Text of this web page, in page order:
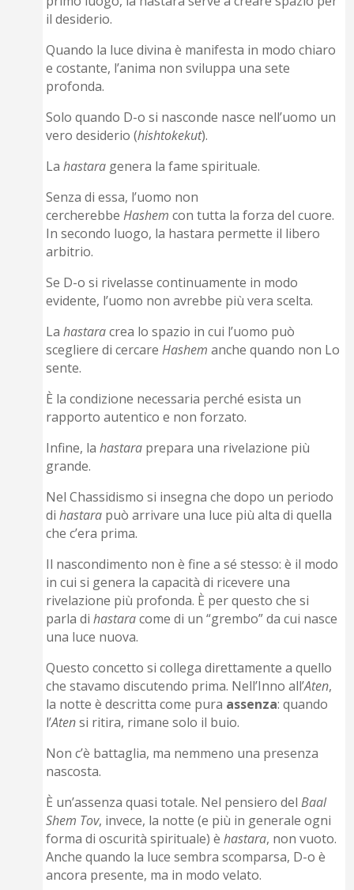
il desiderio.
Quando la luce divina è manifesta in modo chiaro
e costante, l’anima non sviluppa una sete
profonda.
Solo quando D-o si nasconde nasce nell’uomo un
vero desiderio (hishtokekut).
Lahastara genera la fame spirituale.
Senza di essa, l’uomo non
cercherebbeHashem con tutta la forza del cuore.
In secondo luogo, la hastara permette il libero
arbitrio.
Se D-o si rivelasse continuamente in modo
evidente, l’uomo non avrebbe più vera scelta.
Lahastaracrea lo spazio in cui l’uomo può
scegliere di cercareHashem anche quando non Lo
sente.
È la condizione necessaria perché esista un
rapporto autentico e non forzato.
Infine, lahastara prepara una rivelazione più
grande.
Nel Chassidismo si insegna che dopo un periodo
dihastara può arrivare una luce più alta di quella
che c’era prima.
Il nascondimento non è fine a sé stesso: è il modo
in cui si genera la capacità di ricevere una
rivelazione più profonda. È per questo che si
parla dihastaracome di un “grembo” da cui nasce
una luce nuova.
Questo concetto si collega direttamente a quello
che stavamo discutendo prima. Nell’Inno all’Aten,
la notte è descritta come pura assenza: quando
l’Atensi ritira, rimane solo il buio.
Non c’è battaglia, ma nemmeno una presenza
nascosta.
È un’assenza quasi totale. Nel pensiero delBaal
Shem Tov, invece, la notte (e più in generale ogni
forma di oscurità spirituale) èhastara, non vuoto.
Anche quando la luce sembra scomparsa, D-o è
ancora presente, ma in modo velato.